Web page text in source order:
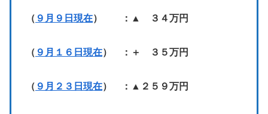
（ ９月９日現在） ：▲ ３４万円
（ ９月１６日現在） ：＋ ３５万円
（ ９月２３日現在） ：▲２５９万円